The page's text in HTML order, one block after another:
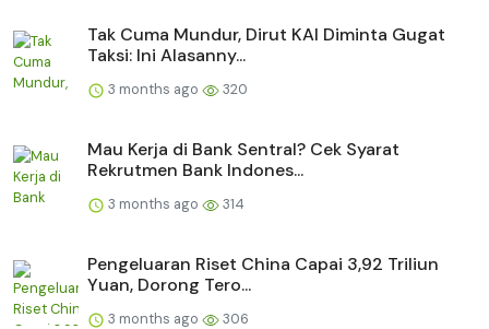
Tak Cuma Mundur, Dirut KAI Diminta Gugat
Taksi: Ini Alasanny...
3 months ago 320
Mau Kerja di Bank Sentral? Cek Syarat
Rekrutmen Bank Indones...
3 months ago 314
Pengeluaran Riset China Capai 3,92 Triliun
Yuan, Dorong Tero...
3 months ago 306